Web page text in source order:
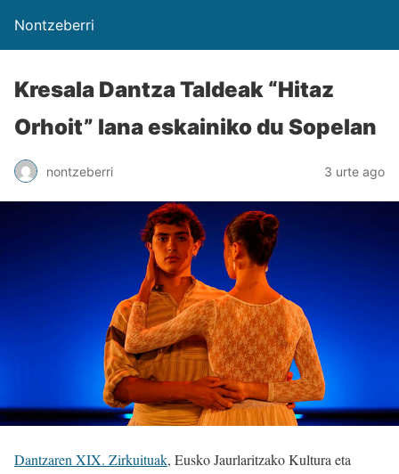
Nontzeberri
Kresala Dantza Taldeak “Hitaz
Orhoit” lana eskainiko du Sopelan
nontzeberri 3 urte ago
Dantzaren XIX. Zirkuituak, Eusko Jaurlaritzako Kultura eta